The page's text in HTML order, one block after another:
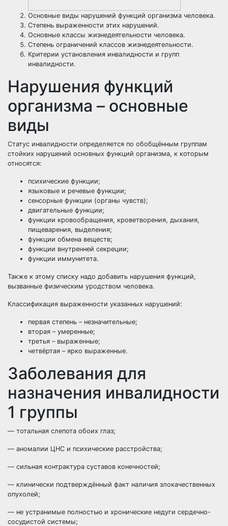
Основные виды нарушений функций организма человека.
Степень выраженности этих нарушений.
Основные классы жизнедеятельности человека.
Степень ограничений классов жизнедеятельности.
Критерии установления инвалидности и групп
инвалидности.
Нарушения функций
организма – основные
виды
Статус инвалидности определяется по обобщённым группам
стойких нарушений основных функций организма, к которым
относятся:
психические функции;
языковые и речевые функции;
сенсорные функции (органы чувств);
двигательные функции;
функции кровообращения, кроветворения, дыхания,
пищеварения, выделения;
функции обмена веществ;
функции внутренней секреции;
функции иммунитета.
Также к этому списку надо добавить нарушения функций,
вызванные физическим уродством человека.
Классификация выраженности указанных нарушений:
первая степень – незначительные;
вторая – умеренные;
третья – выраженные;
четвёртая – ярко выраженные.
Заболевания для
назначения инвалидности
1 группы
— тотальная слепота обоих глаз;
— аномалии ЦНС и психические расстройства;
— сильная контрактура суставов конечностей;
— клинически подтверждённый факт наличия злокачественных
опухолей;
— не устранимые полностью и хронические недуги сердечно-
сосудистой системы;